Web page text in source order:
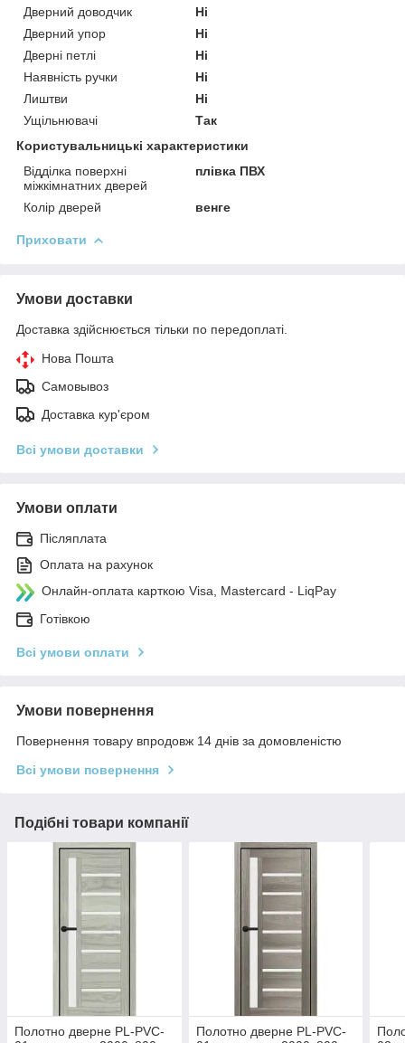
Дверний доводчик
Ні
Дверний упор
Ні
Дверні петлі
Ні
Наявність ручки
Ні
Лиштви
Ні
Ущільнювачі
Так
Користувальницькі характеристики
Відділка поверхні
міжкімнатних дверей
плівка ПВХ
Колір дверей венге
Приховати
Умови доставки
Доставка здійснюється тільки по передоплаті.
Нова Пошта
Самовывоз
Доставка кур'єром
Всі умови доставки
Умови оплати
Післяплата
Оплата на рахунок
Онлайн-оплата карткою Visa, Mastercard - LiqPay
Готівкою
Всі умови оплати
Умови повернення
Повернення товару впродовж 14 днів за домовленістю
Всі умови повернення
Подібні товари компанії
Полотно дверне PL-PVC-
Полотно дверне PL-PVC-